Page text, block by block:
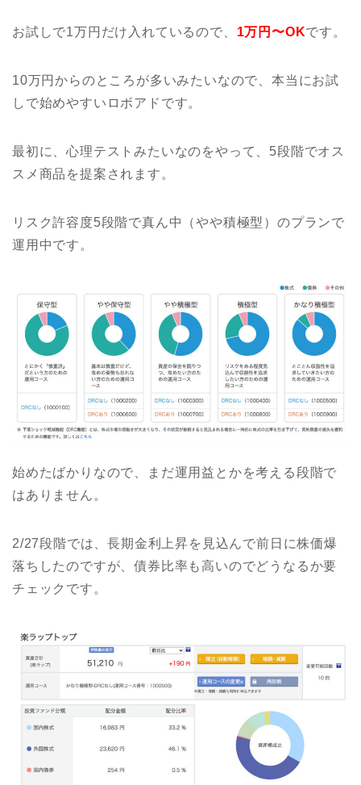
お試しで1万円だけ入れているので、 1万円〜OKです。
10万円からのところが多いみたいなので、本当にお試
しで始めやすいロボアドです。
最初に、心理テストみたいなのをやって、5段階でオス
スメ商品を提案されます。
リスク許容度5段階で真ん中（やや積極型）のプランで
運用中です。
始めたばかりなので、まだ運用益とかを考える段階で
はありません。
2/27段階では、長期金利上昇を見込んで前日に株価爆
落ちしたのですが、債券比率も高いのでどうなるか要
チェックです。